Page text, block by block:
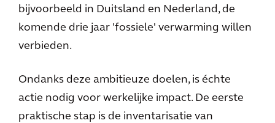
bijvoorbeeld in Duitsland en Nederland, de
komende drie jaar 'fossiele' verwarming willen
verbieden.
Ondanks deze ambitieuze doelen, is échte
actie nodig voor werkelijke impact. De eerste
praktische stap is de inventarisatie van